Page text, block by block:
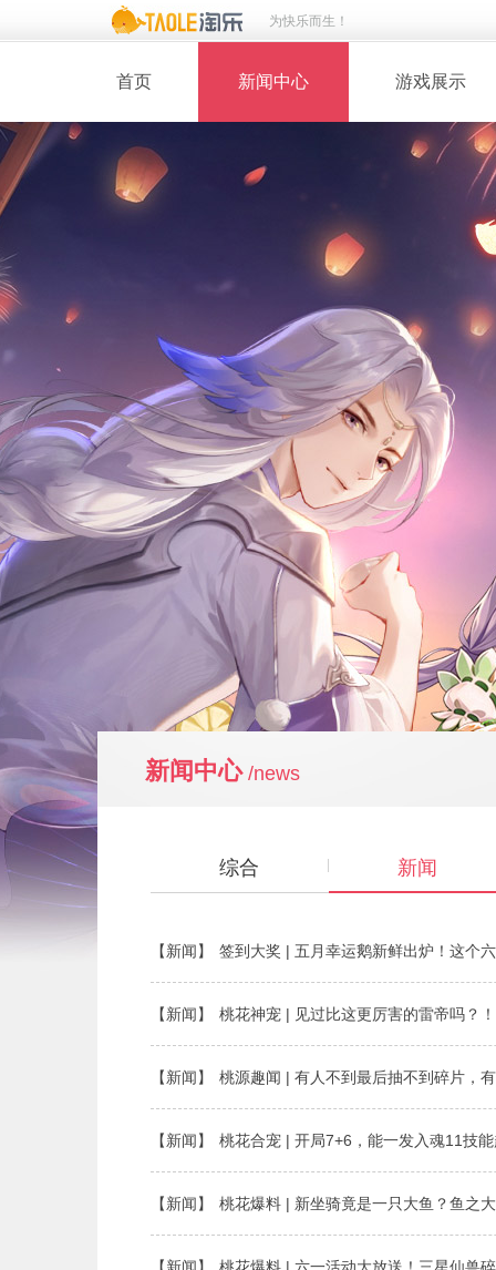
为快乐而生！
首页 新闻中心 游戏展示
· 维护公告
· 桃花美人
新闻中心 /news
综合 新闻
【新闻】 签到大奖 | 五月幸运鹅新鲜出炉！这个
【新闻】 桃花神宠 | 见过比这更厉害的雷帝吗？
【新闻】 桃源趣闻 | 有人不到最后抽不到碎片，
【新闻】 桃花合宠 | 开局7+6，能一发入魂11技
【新闻】 桃花爆料 | 新坐骑竟是一只大鱼？鱼之